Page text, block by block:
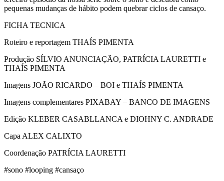
pequenas mudanças de hábito podem quebrar ciclos de cansaço.
FICHA TECNICA
Roteiro e reportagem THAÍS PIMENTA
Produção SÍLVIO ANUNCIAÇÃO, PATRÍCIA LAURETTI e
THAÍS PIMENTA
Imagens JOÃO RICARDO – BOI e THAÍS PIMENTA
Imagens complementares PIXABAY – BANCO DE IMAGENS
Edição KLEBER CASABLLANCA e DIOHNY C. ANDRADE
Capa ALEX CALIXTO
Coordenação PATRÍCIA LAURETTI
#sono #looping #cansaço